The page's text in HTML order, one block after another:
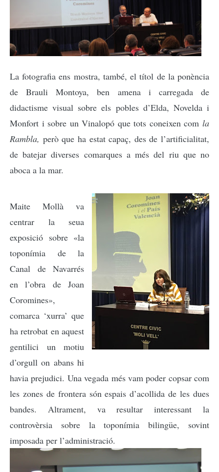
La fotografia ens mostra, també, el títol de la ponència
de Brauli Montoya, ben amena i carregada de
didactisme visual sobre els pobles d’Elda, Novelda i
Monfort i sobre un Vinalopó que tots coneixen com la
Rambla, però que ha estat capaç, des de l’artificialitat,
de batejar diverses comarques a més del riu que no
aboca a la mar.
Maite Mollà va
centrar la seua
exposició sobre «la
toponímia de la
Canal de Navarrés
en l’obra de Joan
Coromines»,
comarca ‘xurra’ que
ha retrobat en aquest
gentilici un motiu
d’orgull on abans hi
havia prejudici. Una vegada més vam poder copsar com
les zones de frontera són espais d’acollida de les dues
bandes. Altrament, va resultar interessant la
controvèrsia sobre la toponímia bilingüe, sovint
imposada per l’administració.